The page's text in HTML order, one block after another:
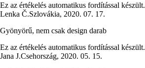
Ez az értékelés automatikus fordítással készült.
Lenka Č.Szlovákia, 2020. 07. 17.
Gyönyörű, nem csak design darab
Ez az értékelés automatikus fordítással készült.
Jana J.Csehország, 2020. 05. 15.